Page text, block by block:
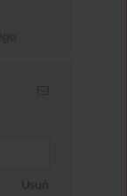
Usuń